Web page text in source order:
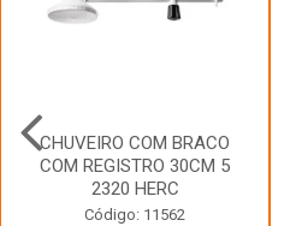
CHUVEIRO COM BRACO
COM REGISTRO 30CM 5
2320 HERC
Código: 11562